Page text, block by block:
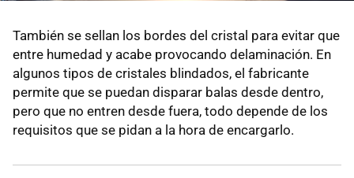
También se sellan los bordes del cristal para evitar que
entre humedad y acabe provocando delaminación. En
algunos tipos de cristales blindados, el fabricante
permite que se puedan disparar balas desde dentro,
pero que no entren desde fuera, todo depende de los
requisitos que se pidan a la hora de encargarlo.